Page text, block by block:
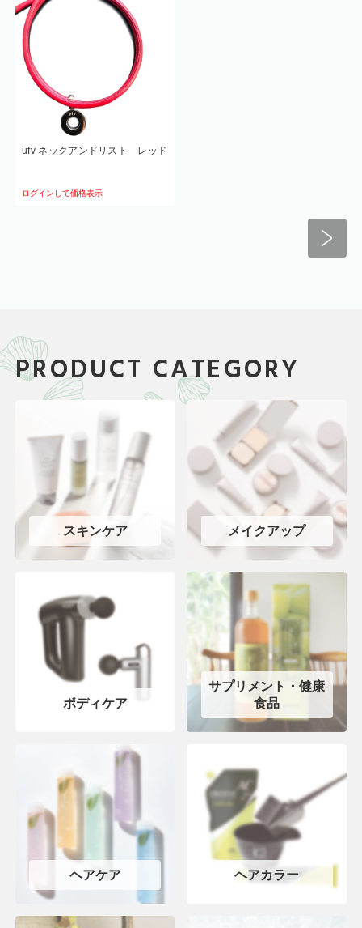
ufv ネックアンドリスト レッド
ログインして価格表示
PRODUCT CATEGORY
スキンケア メイクアップ
ボディケア
サプリメント・健康
食品
ヘアケア ヘアカラー